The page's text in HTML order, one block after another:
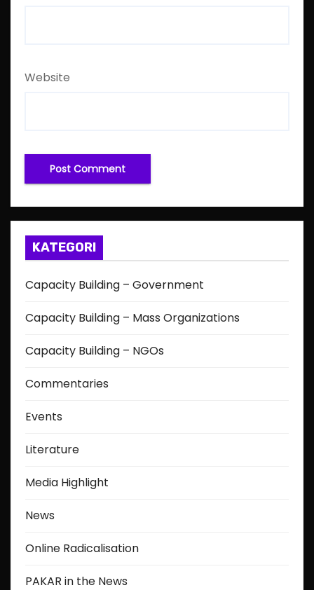
Website
KATEGORI
Capacity Building – Government
Capacity Building – Mass Organizations
Capacity Building – NGOs
Commentaries
Events
Literature
Media Highlight
News
Online Radicalisation
PAKAR in the News